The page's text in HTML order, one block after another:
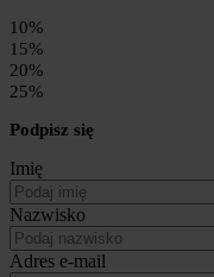
10%
15%
20%
25%
Podpisz się
Imię
Nazwisko
Adres e-mail